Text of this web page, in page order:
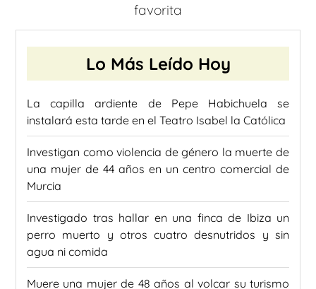
favorita
Lo Más Leído Hoy
La capilla ardiente de Pepe Habichuela se
instalará esta tarde en el Teatro Isabel la Católica
Investigan como violencia de género la muerte de
una mujer de 44 años en un centro comercial de
Murcia
Investigado tras hallar en una finca de Ibiza un
perro muerto y otros cuatro desnutridos y sin
agua ni comida
Muere una mujer de 48 años al volcar su turismo